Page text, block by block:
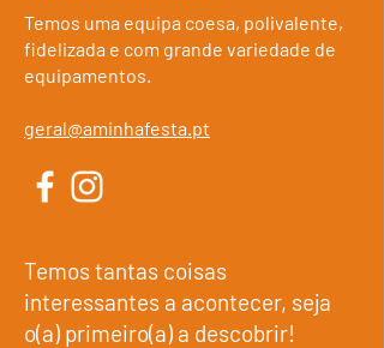
Temos uma equipa coesa, polivalente,
fidelizada e com grande variedade de
equipamentos.
geral@aminhafesta.pt
Temos tantas coisas
interessantes a acontecer, seja
o(a) primeiro(a) a descobrir!